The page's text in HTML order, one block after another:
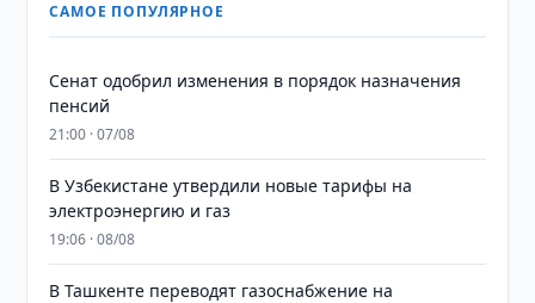
САМОЕ ПОПУЛЯРНОЕ
Сенат одобрил изменения в порядок назначения
пенсий
21:00 · 07/08
В Узбекистане утвердили новые тарифы на
электроэнергию и газ
19:06 · 08/08
В Ташкенте переводят газоснабжение на